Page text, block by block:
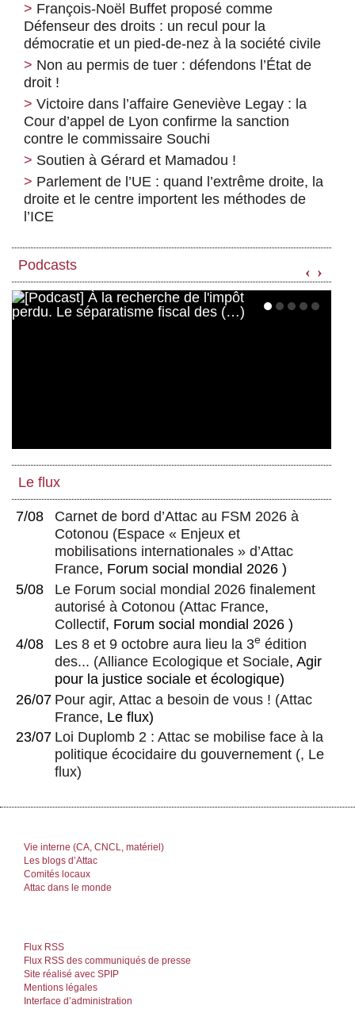
François-Noël Buffet proposé comme
Défenseur des droits : un recul pour la
démocratie et un pied-de-nez à la société civile
Non au permis de tuer : défendons l’État de
droit !
Victoire dans l’affaire Geneviève Legay : la
Cour d’appel de Lyon confirme la sanction
contre le commissaire Souchi
Soutien à Gérard et Mamadou !
Parlement de l’UE : quand l’extrême droite, la
droite et le centre importent les méthodes de
l’ICE
Podcasts ‹ ›
Le flux
7/08
Carnet de bord d’Attac au FSM 2026 à
Cotonou (Espace « Enjeux et
mobilisations internationales » d’Attac
France, Forum social mondial 2026 )
5/08
Le Forum social mondial 2026 finalement
autorisé à Cotonou (Attac France,
Collectif, Forum social mondial 2026 )
4/08
Les 8 et 9 octobre aura lieu la 3e édition
des... (Alliance Ecologique et Sociale, Agir
pour la justice sociale et écologique)
26/07 Pour agir, Attac a besoin de vous ! (Attac
France, Le flux)
23/07 Loi Duplomb 2 : Attac se mobilise face à la
politique écocidaire du gouvernement (, Le
flux)
Vie interne (CA, CNCL, matériel)
Les blogs d’Attac
Comités locaux
Attac dans le monde
Flux RSS
Flux RSS des communiqués de presse
Site réalisé avec SPIP
Mentions légales
Interface d’administration